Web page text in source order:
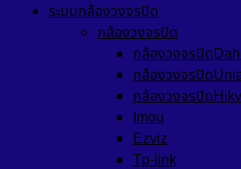
ระบบกล้องวงจรปิด
กล้องวงจรปิด
กล้องวงจรปิด
กล้องวงจรปิด
กล้องวงจรปิด
Imou
Ezviz
Tp-link